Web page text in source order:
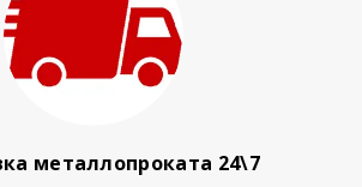
металлопроката 24\7